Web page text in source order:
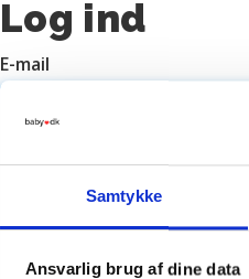
Samtykke
Ansvarlig brug af dine data
Log ind
E-mail